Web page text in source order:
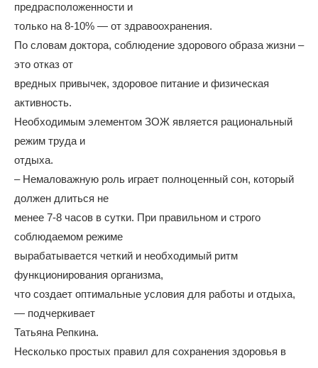
предрасположенности и
только на 8-10% — от здравоохранения.
По словам доктора, соблюдение здорового образа жизни –
это отказ от
вредных привычек, здоровое питание и физическая
активность.
Необходимым элементом ЗОЖ является рациональный
режим труда и
отдыха.
– Немаловажную роль играет полноценный сон, который
должен длиться не
менее 7-8 часов в сутки. При правильном и строго
соблюдаемом режиме
вырабатывается четкий и необходимый ритм
функционирования организма,
что создает оптимальные условия для работы и отдыха,
— подчеркивает
Татьяна Репкина.
Несколько простых правил для сохранения здоровья в